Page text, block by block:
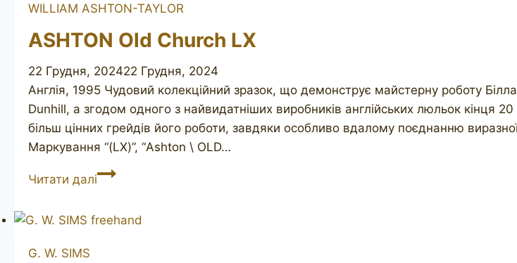
WILLIAM ASHTON-TAYLOR
ASHTON Old Church LX
22 Грудня, 202422 Грудня, 2024
Англія, 1995 Чудовий колекційний зразок, що демонструє майстерну роботу
Dunhill, а згодом одного з найвидатніших виробників англійських люльок кінця
більш цінних грейдів його роботи, завдяки особливо вдалому поєднанню
Маркування “(LX)”, “Ashton \ OLD…
Читати даліASHTON
LX
G. W. SIMS